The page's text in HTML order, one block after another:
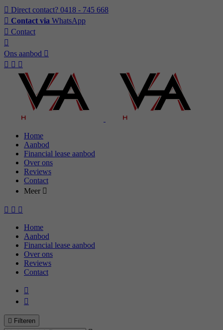
Direct contact? 0418 - 745 668
Contact via WhatsApp
Contact
Ons aanbod
Home
Aanbod
Financial lease aanbod
Over ons
Reviews
Contact
Meer
Home
Aanbod
Financial lease aanbod
Over ons
Reviews
Contact
Filteren